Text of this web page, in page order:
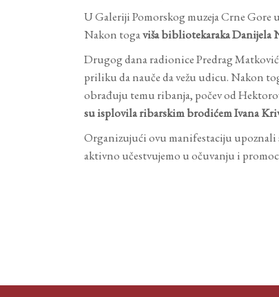
U Galeriji Pomorskog muzeja Crne
Nakon togaviša bibliotekaraka Danijela
Drugog dana radionice Predrag
priliku da nauče da vežu udicu. Nakon
obrađuju temu ribanja, počev od
su isplovila ribarskim brodićem Ivana
Organizujući ovu manifestaciju upoznali
aktivno učestvujemo u očuvanju i